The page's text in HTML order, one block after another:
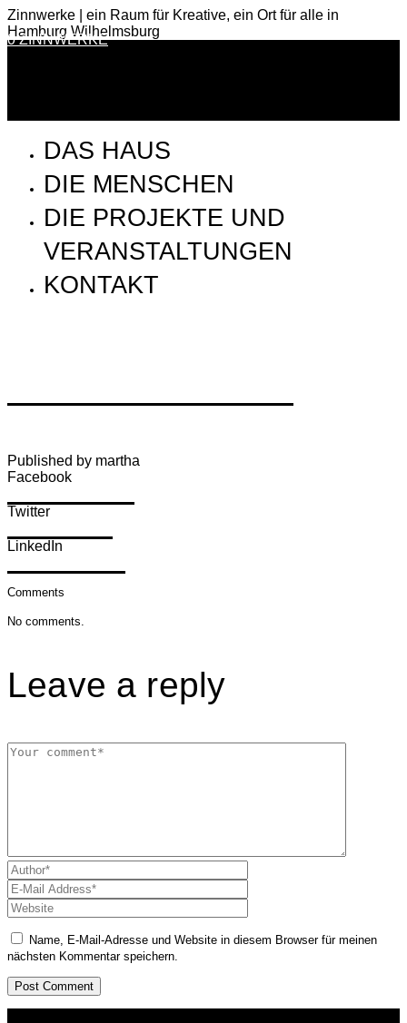
Zinnwerke | ein Raum für Kreative, ein Ort für alle in
Hamburg Wilhelmsburg
0 ZINNWERKE
DAS HAUS
DIE MENSCHEN
DIE PROJEKTE UND
VERANSTALTUNGEN
KONTAKT
Published by martha
Facebook
Twitter
LinkedIn
Comments
No comments.
Leave a reply
Name, E-Mail-Adresse und Website in diesem Browser für meinen
nächsten Kommentar speichern.